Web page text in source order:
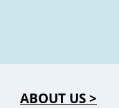
ABOUT US >